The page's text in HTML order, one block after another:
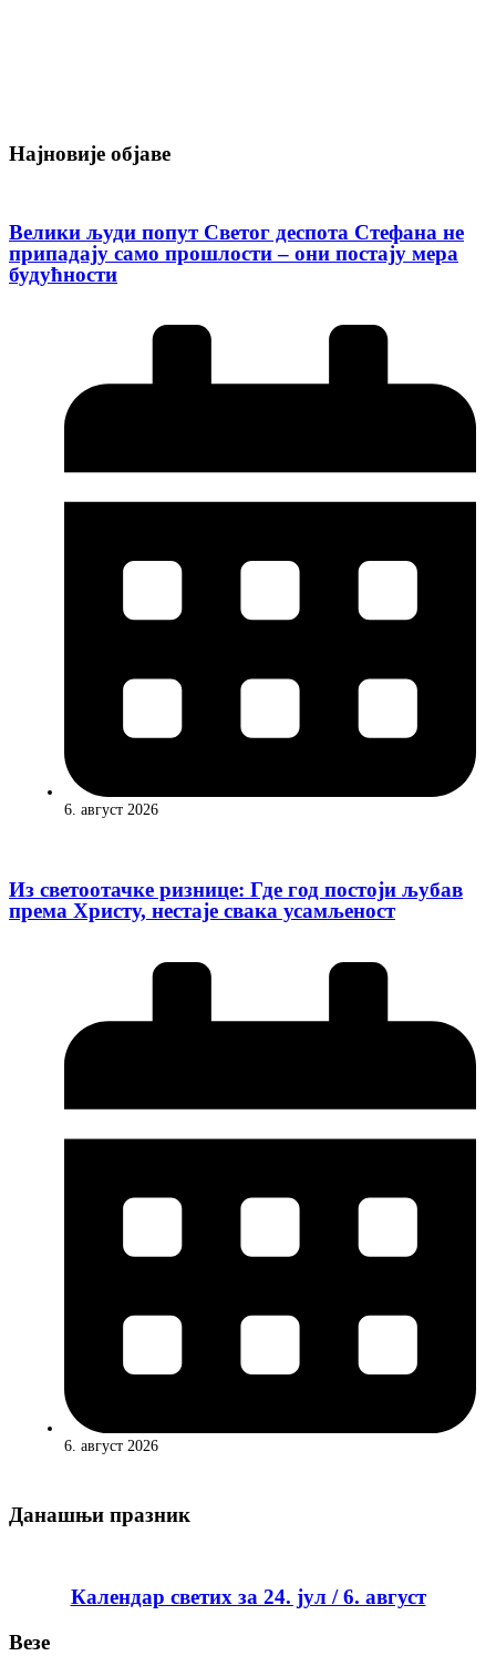
Најновије објаве
Велики људи попут Светог деспота Стефана не
припадају само прошлости – они постају мера
будућности
6. август 2026
Из светоотачке ризнице: Где год постоји љубав
према Христу, нестаје свака усамљеност
6. август 2026
Данашњи празник
Календар светих за 24. јул / 6. август
Везе